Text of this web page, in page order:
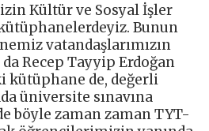
Kültür ve Sosyal İşler
Bunun
vatandaşlarımızın
Recep Tayyip Erdoğan
kütüphane de, değerli
üniversite sınavına
böyle zaman zaman TYT-